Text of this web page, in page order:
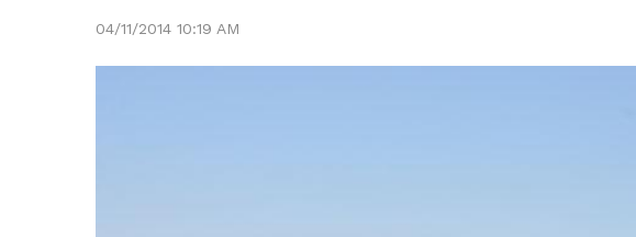
04/11/2014 10:19 AM